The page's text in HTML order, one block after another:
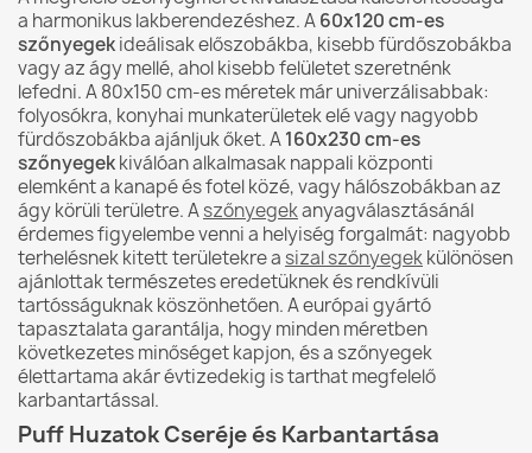
a harmonikus lakberendezéshez. A60x120 cm-es
szőnyegekideálisak előszobákba, kisebb fürdőszobákba
vagy az ágy mellé, ahol kisebb felületet szeretnénk
lefedni. A 80x150 cm-es méretek már univerzálisabbak:
folyosókra, konyhai munkaterületek elé vagy nagyobb
fürdőszobákba ajánljuk őket. A160x230 cm-es
szőnyegekkiválóan alkalmasak nappali központi
elemként a kanapé és fotel közé, vagy hálószobákban az
ágy körüli területre. Aszőnyegekanyagválasztásánál
érdemes figyelembe venni a helyiség forgalmát: nagyobb
terhelésnek kitett területekre a sizal szőnyegekkülönösen
ajánlottak természetes eredetüknek és rendkívüli
tartósságuknak köszönhetően. A európai gyártó
tapasztalata garantálja, hogy minden méretben
következetes minőséget kapjon, és a szőnyegek
élettartama akár évtizedekig is tarthat megfelelő
karbantartással.
Puff Huzatok Cseréje és Karbantartása